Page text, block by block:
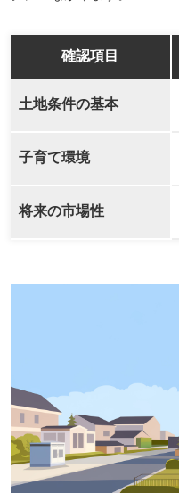
確認項目
土地条件の基本
子育て環境
将来の市場性